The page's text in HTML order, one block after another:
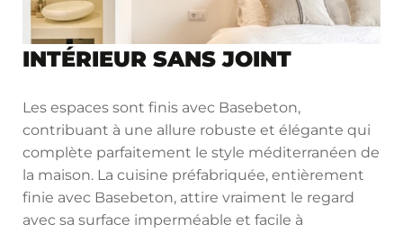
INTÉRIEUR SANS JOINT
Les espaces sont finis avec Basebeton,
contribuant à une allure robuste et élégante qui
complète parfaitement le style méditerranéen de
la maison. La cuisine préfabriquée, entièrement
finie avec Basebeton, attire vraiment le regard
avec sa surface imperméable et facile à